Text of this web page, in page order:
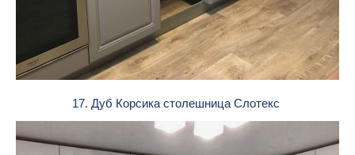
17. Дуб Корсика столешница Слотекс